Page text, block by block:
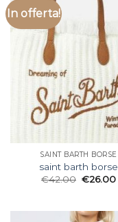
In offerta!
SAINT BARTH BORSE
saint barth borse
€42.00 €26.00